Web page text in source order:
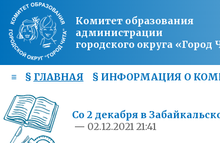
Комитет образования
администрации
городского округа «Город
≡ § ГЛАВНАЯ § ИНФОРМАЦИЯ О
Со 2 декабря в
— 02.12.2021 21:41